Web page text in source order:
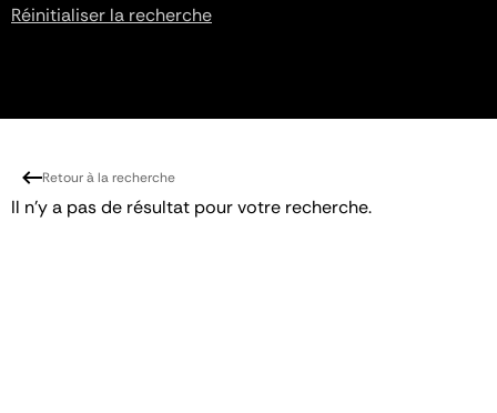
Réinitialiser la recherche
Retour à la recherche
Il n'y a pas de résultat pour votre recherche.